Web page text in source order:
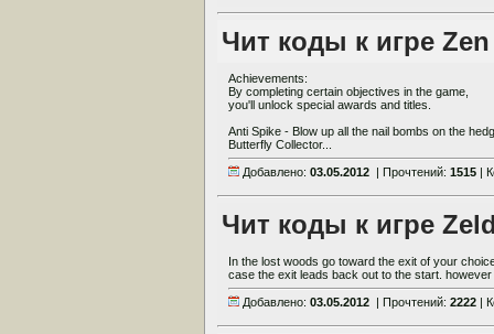
Чит коды к игре
Achievements:
By completing certain objectives in the game,
you'll unlock special awards and titles.
Anti Spike - Blow up all the nail bombs on the
Butterfly Collector...
Добавлено: 03.05.2012 | Прочтений: 1515 |
Чит коды к игре
In the lost woods go toward the exit of your
case the exit leads back out to the start. however
Добавлено: 03.05.2012 | Прочтений: 2222 |